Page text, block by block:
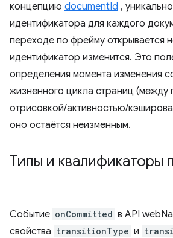
концепцию documentId ,
идентификатора для каждого
переходе по фрейму открывается
идентификатор изменится. Это
определения момента изменения
жизненного цикла страниц (между
отрисовкой/активностью/
оно остаётся неизменным.
Типы и квалификаторы
Событие onCommitted в API
свойства transitionType и